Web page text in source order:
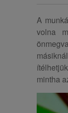
A
volna
mintha